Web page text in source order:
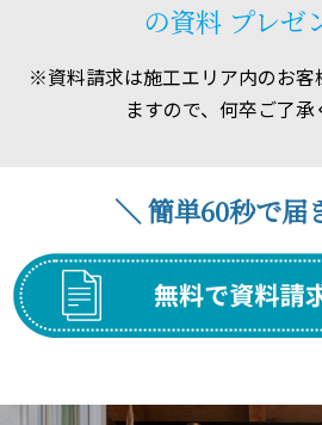
の資料プレゼ
※資料請求は施工エリア内のお客
ますので、何卒ご了承
＼ 簡単60秒で届